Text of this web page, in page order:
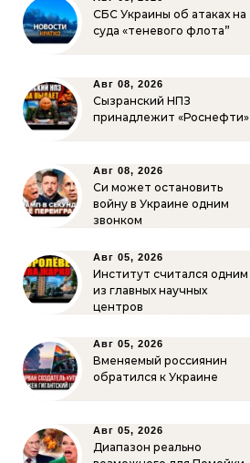
СБС Украины об атаках на
суда «теневого флота”
Авг 08, 2026
Сызранский НПЗ
принадлежит «Роснефти»
Авг 08, 2026
Си может остановить
войну в Украине одним
звонком
Авг 05, 2026
Институт считался одним
из главных научных
центров
Авг 05, 2026
Вменяемый россиянин
обратился к Украине
Авг 05, 2026
Диапазон реально